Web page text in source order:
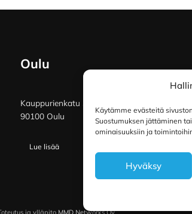
Käytämme evästeitä
Suostumuksen jättäminen
ominaisuuksiin ja
Hyväksy
Oulu
Kauppurienkatu 34
90100 Oulu
Lue lisää
ja ylläpito MMD Networks Oy